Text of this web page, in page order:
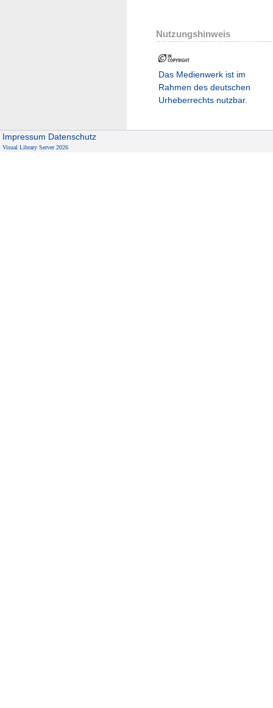
Nutzungshinweis
Das Medienwerk ist im
Rahmen des deutschen
Urheberrechts nutzbar.
Impressum Datenschutz
Visual Library Server 2026